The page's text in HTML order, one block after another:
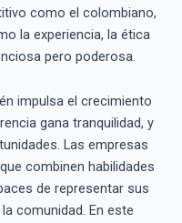
como el colombiano,
la experiencia, la ética
pero poderosa.
impulsa el crecimiento
gana tranquilidad, y
Las empresas
combinen habilidades
de representar sus
comunidad. En este